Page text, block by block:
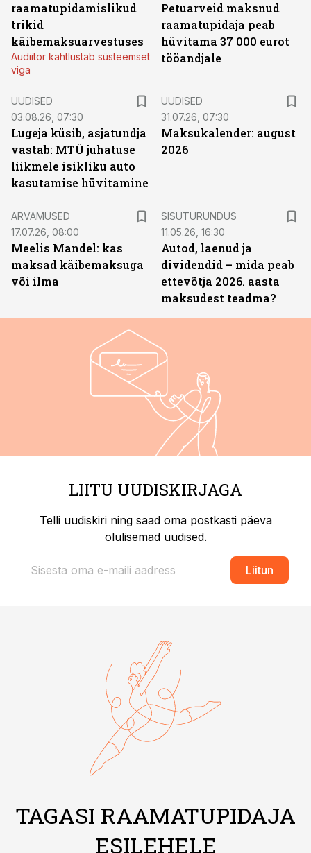
raamatupidamislikud
trikid
käibemaksuarvestuses
Audiitor kahtlustab süsteemset
viga
Petuarveid maksnud
raamatupidaja peab
hüvitama 37 000 eurot
tööandjale
UUDISED
03.08.26, 07:30
Lugeja küsib, asjatundja
vastab: MTÜ juhatuse
liikmele isikliku auto
kasutamise hüvitamine
UUDISED
31.07.26, 07:30
Maksukalender: august
2026
ARVAMUSED
17.07.26, 08:00
Meelis Mandel: kas
maksad käibemaksuga
või ilma
SISUTURUNDUS
11.05.26, 16:30
Autod, laenud ja
dividendid – mida peab
ettevõtja 2026. aasta
maksudest teadma?
LIITU UUDISKIRJAGA
Telli uudiskiri ning saad oma postkasti päeva
olulisemad uudised.
Liitun
TAGASI RAAMATUPIDAJA
ESILEHELE